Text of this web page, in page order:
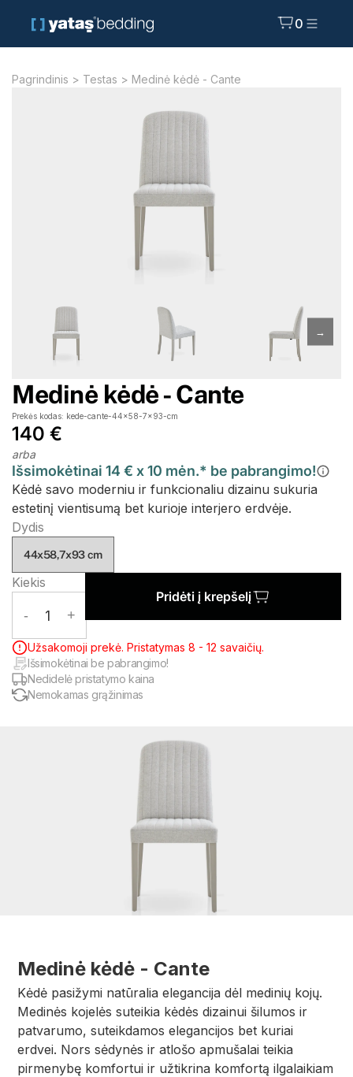
0
Pagrindinis > Testas > Medinė kėdė - Cante
→
Medinė kėdė - Cante
140 €
Prekės kodas: kede-cante-44x58-7x93-cm
arba
Išsimokėtinai 14 € x 10 mėn.* be pabrangimo!
Kėdė savo moderniu ir funkcionaliu dizainu sukuria
estetinį vientisumą bet kurioje interjero erdvėje.
Dydis
44x58,7x93 cm
Kiekis
- 1 +
Pridėti į krepšelį
Užsakomoji prekė. Pristatymas 8 - 12 savaičių.
Išsimokėtinai be pabrangimo!
Nedidelė pristatymo kaina
Nemokamas grąžinimas
Medinė kėdė - Cante
Kėdė pasižymi natūralia elegancija dėl medinių kojų.
Medinės kojelės suteikia kėdės dizainui šilumos ir
patvarumo, suteikdamos elegancijos bet kuriai
erdvei. Nors sėdynės ir atlošo apmušalai teikia
pirmenybę komfortui ir užtikrina komfortą ilgalaikiam